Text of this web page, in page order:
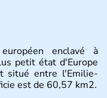
enclavé à
petit état d'Europe
situé entre l'Emilie-
est de 60,57 km2.